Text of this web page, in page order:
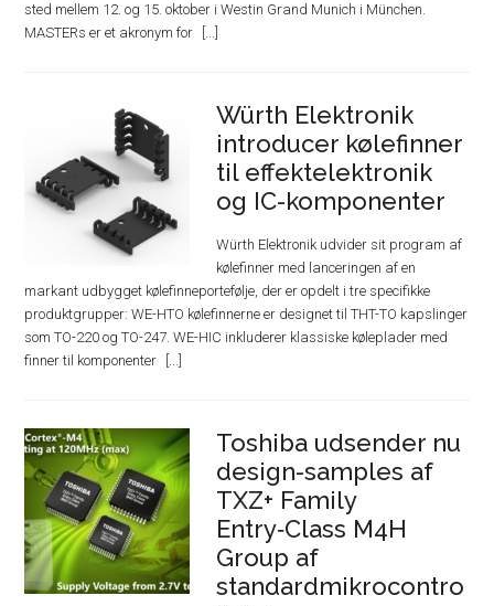
sted mellem 12. og 15. oktober i Westin Grand Munich i München.
MASTERs er et akronym for
Würth Elektronik
introducer kølefinner
til effektelektronik
og IC-komponenter
Würth Elektronik udvider sit program af
kølefinner med lanceringen af en
markant udbygget kølefinneportefølje, der er opdelt i tre specifikke
produktgrupper: WE-HTO kølefinnerne er designet til THT-TO kapslinger
som TO-220 og TO-247. WE-HIC inkluderer klassiske køleplader med
finner til komponenter
Toshiba udsender nu
design-samples af
TXZ+ Family
Entry‑Class M4H
Group af
standardmikrocontro